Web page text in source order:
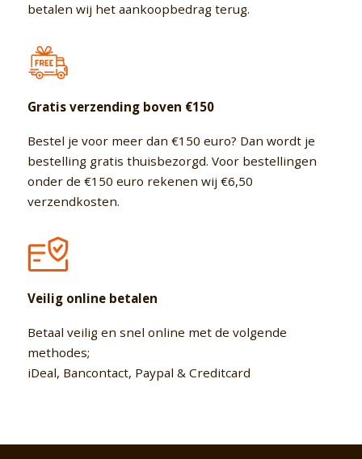
betalen wij het aankoopbedrag terug.
Gratis verzending boven €150
Bestel je voor meer dan €150 euro? Dan wordt je
bestelling gratis thuisbezorgd. Voor bestellingen
onder de €150 euro rekenen wij €6,50
verzendkosten.
Veilig online betalen
Betaal veilig en snel online met de volgende
methodes;
iDeal, Bancontact, Paypal & Creditcard